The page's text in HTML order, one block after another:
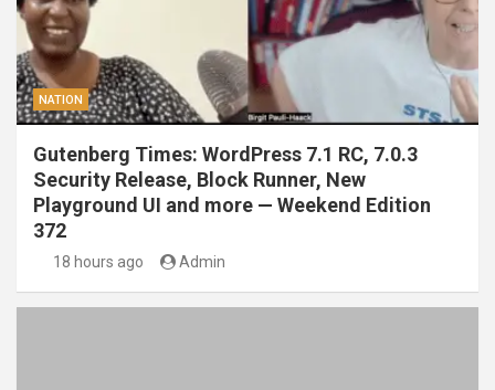
NATION
Gutenberg Times: WordPress 7.1 RC, 7.0.3
Security Release, Block Runner, New
Playground UI and more — Weekend Edition
372
18 hours ago Admin